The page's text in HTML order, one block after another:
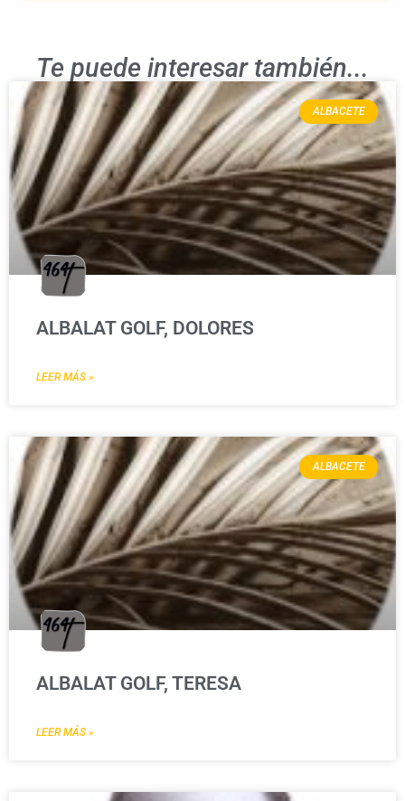
Te puede interesar también...
ALBACETE
ALBALAT GOLF, DOLORES
LEER MÁS »
ALBACETE
ALBALAT GOLF, TERESA
LEER MÁS »